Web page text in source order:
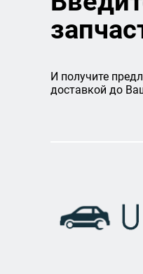
И получите
доставкой до